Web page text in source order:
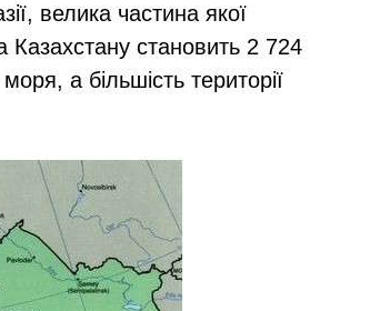
велика частина якої
становить 2 724
а більшість території